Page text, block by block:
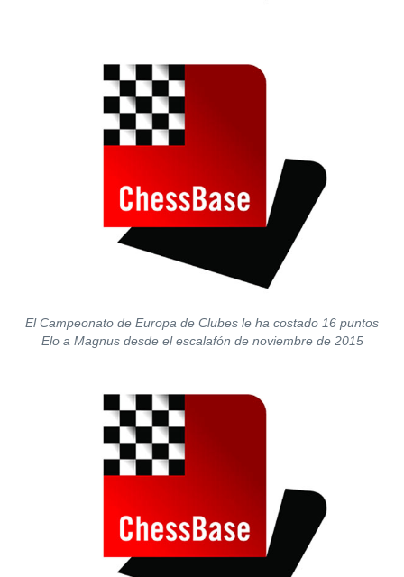
El Campeonato de Europa de Clubes le ha costado 16 puntos
Elo a Magnus desde el escalafón de noviembre de 2015